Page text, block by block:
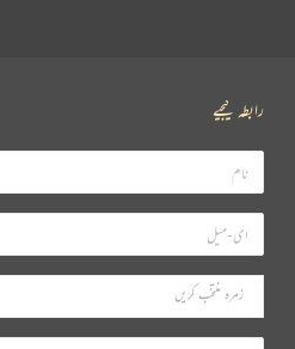
رابطہ کیجیے